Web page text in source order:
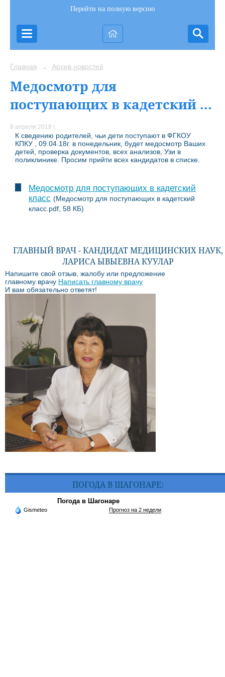
Перейти на полную версию
Главная → Архив новостей
Медосмотр для
поступающих в кадетский ...
8 апреля 2018 г.
К сведению родителей, чьи дети поступают в ФГКОУ
КПКУ , 09.04.18г. в понедельник, будет медосмотр Ваших
детей, проверка документов, всех анализов, Узи в
поликлинике. Просим прийти всех кандидатов в списке.
Медосмотр для поступающих в кадетский
класс (Медосмотр для поступающих в кадетский
класс.pdf, 58 КБ)
ГЛАВНЫЙ ВРАЧ - КАНДИДАТ МЕДИЦИНСКИХ НАУК,
ЛАРИСА ЫВЫЕВНА КУУЛАР
Напишите свой отзыв, жалобу или предложение
главному врачу Написать главному врачу
И вам обязательно ответят!
ПОГОДА В ШАГОНАРЕ:
Погода в Шагонаре
Gismeteo Прогноз на 2 недели